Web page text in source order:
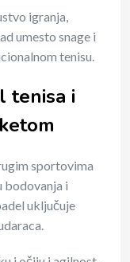
igranja,
umesto snage i
tenisu.
tenisa i
sportovima
bodovanja i
uključuje